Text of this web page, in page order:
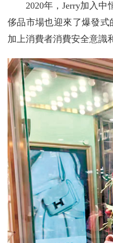
2020年，Jerry加入
侈品市場也迎來了爆發式
加上消費者消費安全意識